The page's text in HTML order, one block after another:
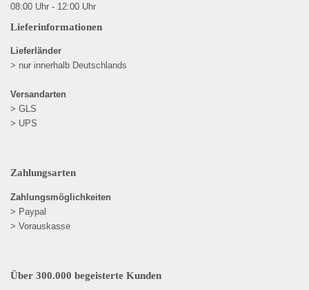
08:00 Uhr - 12:00 Uhr
Lieferinformationen
Lieferländer
> nur innerhalb Deutschlands
Versandarten
> GLS
> UPS
Zahlungsarten
Zahlungsmöglichkeiten
> Paypal
> Vorauskasse
Über 300.000 begeisterte Kunden